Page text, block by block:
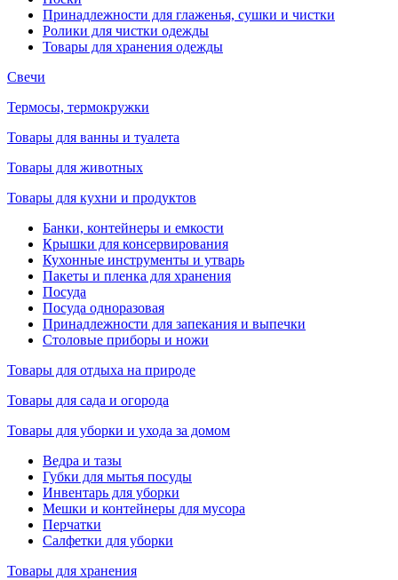
Принадлежности для глаженья, сушки и чистки
Ролики для чистки одежды
Товары для хранения одежды
Свечи
Термосы, термокружки
Товары для ванны и туалета
Товары для животных
Товары для кухни и продуктов
Банки, контейнеры и емкости
Крышки для консервирования
Кухонные инструменты и утварь
Пакеты и пленка для хранения
Посуда
Посуда одноразовая
Принадлежности для запекания и выпечки
Столовые приборы и ножи
Товары для отдыха на природе
Товары для сада и огорода
Товары для уборки и ухода за домом
Ведра и тазы
Губки для мытья посуды
Инвентарь для уборки
Мешки и контейнеры для мусора
Перчатки
Салфетки для уборки
Товары для хранения